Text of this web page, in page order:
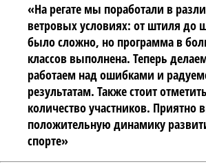
«На регате мы поработали в
ветровых условиях: от штиля до
было сложно, но программа в
классов выполнена. Теперь
работаем над ошибками и
результатам. Также стоит
количество участников. Приятно
положительную динамику
спорте»